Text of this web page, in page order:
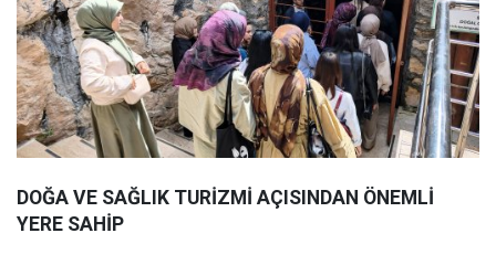
DOĞA VE SAĞLIK TURİZMİ AÇISINDAN ÖNEMLİ
YERE SAHİP